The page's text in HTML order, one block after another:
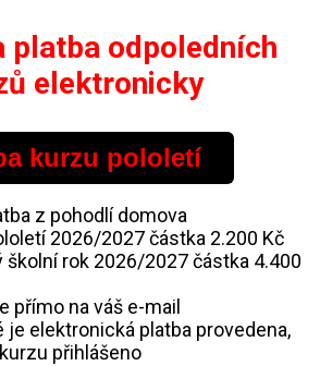
platba odpoledních
elektronicky
kurzu pololetí
z pohodlí domova
2026/2027 částka 2.200 Kč
školní rok 2026/2027 částka 4.400
přímo na váš e-mail
je elektronická platba provedena,
přihlášeno